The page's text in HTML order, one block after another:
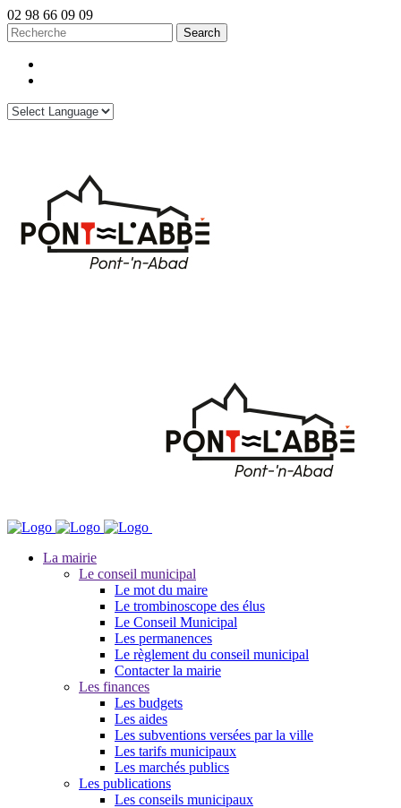
02 98 66 09 09
La mairie
Le conseil municipal
Le mot du maire
Le trombinoscope des élus
Le Conseil Municipal
Les permanences
Le règlement du conseil municipal
Contacter la mairie
Les finances
Les budgets
Les aides
Les subventions versées par la ville
Les tarifs municipaux
Les marchés publics
Les publications
Les conseils municipaux